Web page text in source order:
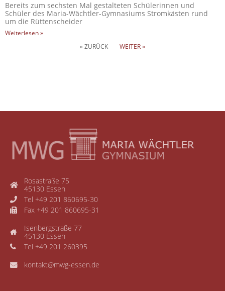
Bereits zum sechsten Mal gestalteten Schülerinnen und
Schüler des Maria-Wächtler-Gymnasiums Stromkästen rund
um die Rüttenscheider
Weiterlesen »
« ZURÜCK
WEITER »
Rosastraße 75
45130 Essen
Tel +49 201 860695-30
Fax +49 201 860695-31
Isenbergstraße 77
45130 Essen
Tel +49 201 260395
kontakt@mwg-essen.de